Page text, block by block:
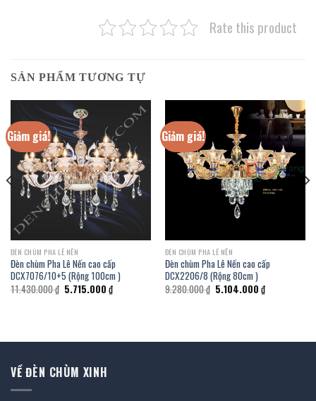
Rate this product
SẢN PHẨM TƯƠNG TỰ
Giảm giá!
ĐÈN CHÙM PHA LÊ NẾN
Đèn chùm Pha Lê Nến cao cấp
DCX7076/10+5 (Rộng 100cm )
11.430.000₫ Giá
gốc
5.715.000 ₫Giá
hiện
Giảm giá!
ĐÈN CHÙM PHA LÊ NẾN
Đèn chùm Pha Lê Nến cao cấp
DCX2206/8 (Rộng 80cm )
9.280.000₫ Giá
gốc
5.104.000 ₫Giá
hiện
VỀ ĐÈN CHÙM XINH